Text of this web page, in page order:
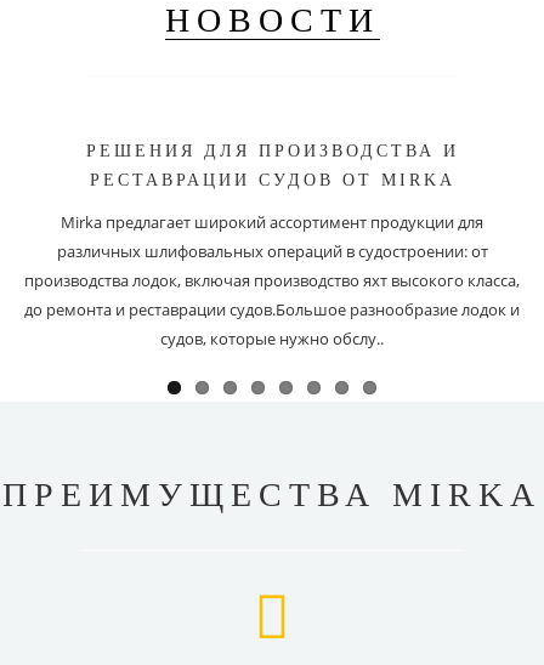
НОВОСТИ
РЕШЕНИЯ ДЛЯ ПРОИЗВОДСТВА И
РЕСТАВРАЦИИ СУДОВ ОТ MIRKA
Mirka предлагает широкий ассортимент продукции для
различных шлифовальных операций в судостроении: от
производства лодок, включая производство яхт высокого класса,
до ремонта и реставрации судов.Большое разнообразие лодок и
судов, которые нужно обслу..
ПРЕИМУЩЕСТВА MIRKA